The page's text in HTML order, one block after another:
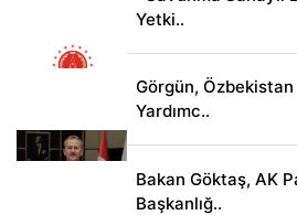
Yetki..
Görgün,
Yardımc..
Bakan Göktaş, AK
Başkanlığ..